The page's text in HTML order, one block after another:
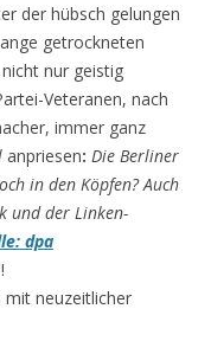
der hübsch gelungen
getrockneten
nur geistig
Veteranen, nach
immer ganz
anpriesen: Die Berliner
in den Köpfen? Auch
und der Linken-
dpa
neuzeitlicher